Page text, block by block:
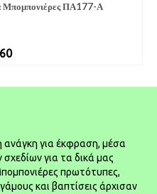
Μπομπονιέρες ΠΑ177-Α
ανάγκη για έκφραση, μέσα
για τα δικά μας
πρωτότυπες,
και βαπτίσεις άρχισαν